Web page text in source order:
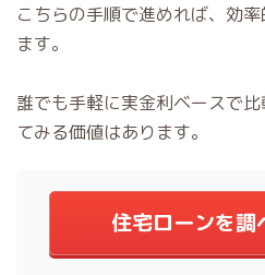
こちらの手順で進めれば、効
ます。
誰でも手軽に実金利ベースで
てみる価値はあります。
住宅ローンを調